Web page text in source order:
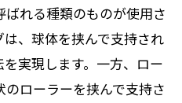
れる種類のものが使用さ
、球体を挟んで支持され
実現します。一方、ロー
ローラーを挟んで支持さ